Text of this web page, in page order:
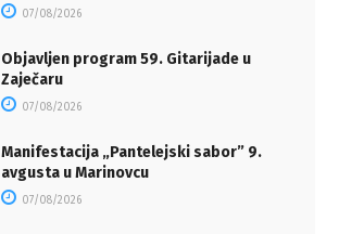
07/08/2026
Objavljen program 59. Gitarijade u
Zaječaru
07/08/2026
Manifestacija „Pantelejski sabor” 9.
avgusta u Marinovcu
07/08/2026